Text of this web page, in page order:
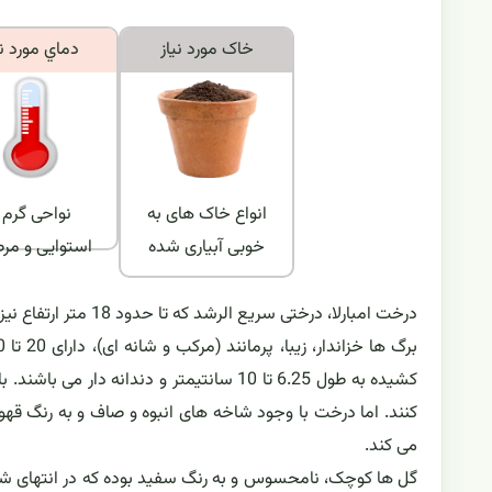
دماي مورد
نواحی
استوایی و
خاک مورد نياز
انواع خاک های به
خوبی آبیاری شده
درخت امبارلا، درختی سریع الرشد که تا حدود 18 متر ارتفاع نیز می تواند رشد کند. ولی در اکثر نواحی بیش از 9 تا 12 متر ارتفاع دیده نمی شود.
کشیده به طول 6.25 تا 10 سانتیمتر و
کنند. اما درخت با وجود شاخه های انبوه و صاف و به رنگ
می کند.
گل ها کوچک، نامحسوس و به رنگ سفید بوده که در